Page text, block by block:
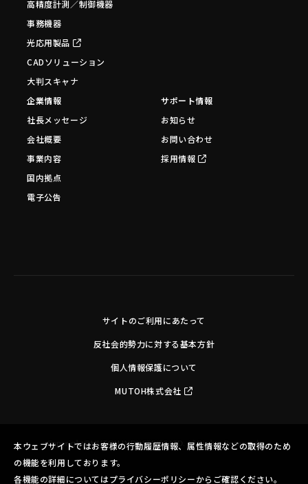
高精度計測／制御機器
事務機器
光応用製品
CADソリューション
大判スキャナ
企業情報
社長メッセージ
会社概要
事業内容
国内拠点
電子公告
サポート情報
お知らせ
お問い合わせ
採用情報
サイトのご利用にあたって
反社会的勢力に対する基本方針
個人情報保護について
MUTOH株式会社
Copyright©MUTOH INDUSTRIES LTD. All Rights Reserved.
本ウェブサイトではお客様の行動履歴情報、属性情報などの取得のため
の機能を利用しております。
各機能の詳細についてはプライバシーポリシーからご確認ください。